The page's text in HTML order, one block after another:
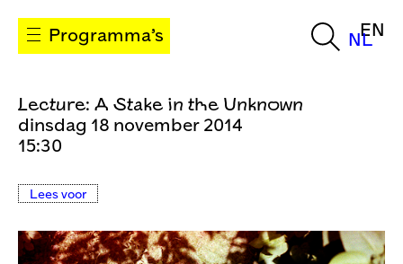
Programma’s NL
EN
Lecture: A Stake in the Unknown
dinsdag 18 november 2014
15:30
Lees voor